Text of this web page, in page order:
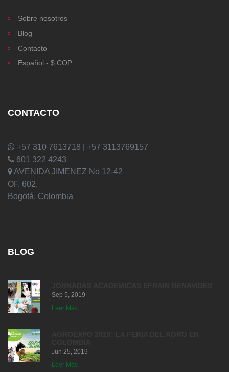
Sobre nosotros
Blog
Contacto
Español - $ COP
CONTACTO
+57 310 7613718 | +57 3113769157
601 322 4243
AVENIDA JIMENEZ No 12-42
OF. 602,
Bogotá, Colombia
BLOG
Sep 5, 2019
Leer Más
Jun 25, 2019
Leer Más